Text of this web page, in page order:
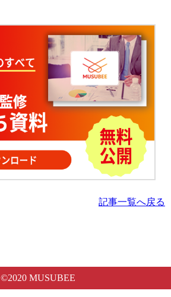
記事一覧へ戻る
©2020 MUSUBEE